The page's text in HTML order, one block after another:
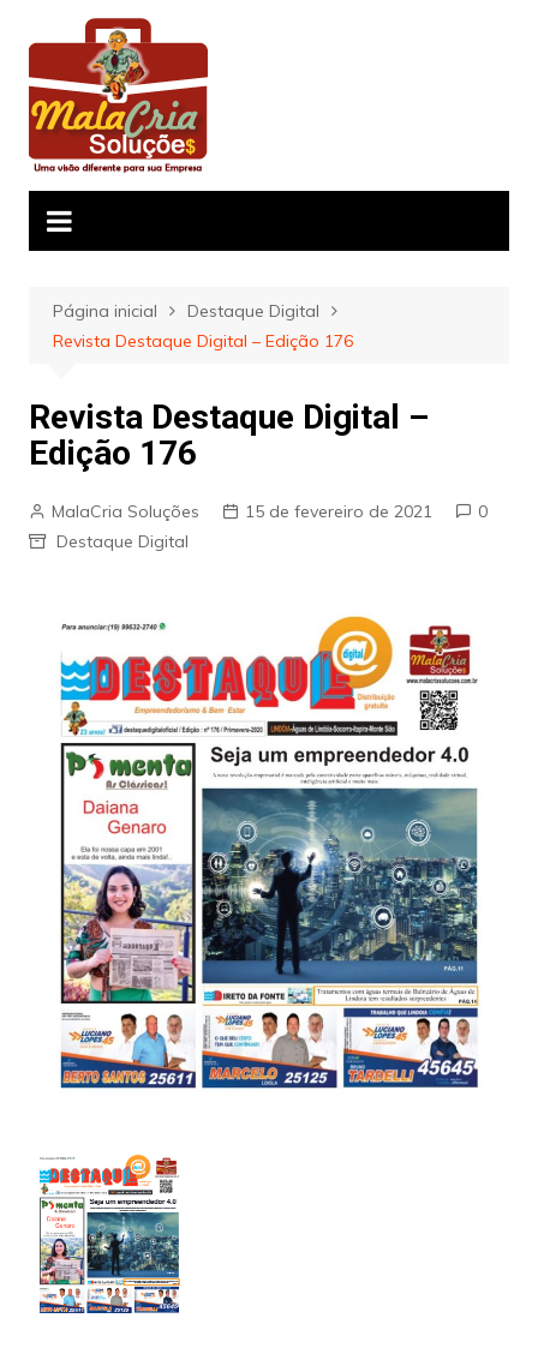
para
conteúdo
Página inicial
Destaque Digital
Revista Destaque Digital – Edição 176
Revista Destaque Digital –
Edição 176
MalaCria Soluções 15 de fevereiro de 2021
0
Destaque Digital